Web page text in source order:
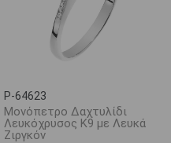
P-64623
Μονόπετρο Δαχτυλίδι
Λευκόχρυσος Κ9 με Λευκά
Ζιργκόν